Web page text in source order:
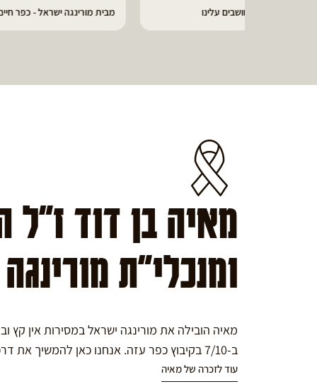
מבית מורינגה ישראל - כפר חיים
מאיה בן דוד ז"ל
ומנכלי"ת
מאיה הובילה את מורינגה ישראל במסירות אין
ב-7/10 בקיבוץ כפר עזה. אנחנו כאן להמשיך את דרכה במורינגה.
עוד לזכרה של מאיה